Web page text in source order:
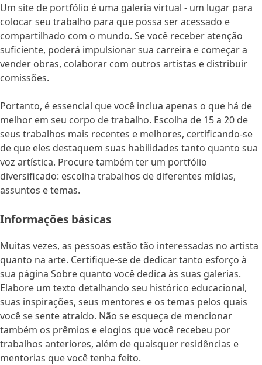
Um site de portfólio é uma galeria virtual - um lugar para
colocar seu trabalho para que possa ser acessado e
compartilhado com o mundo. Se você receber atenção
suficiente, poderá impulsionar sua carreira e começar a
vender obras, colaborar com outros artistas e distribuir
comissões.
Portanto, é essencial que você inclua apenas o que há de
melhor em seu corpo de trabalho. Escolha de 15 a 20 de
seus trabalhos mais recentes e melhores, certificando-se
de que eles destaquem suas habilidades tanto quanto sua
voz artística. Procure também ter um portfólio
diversificado: escolha trabalhos de diferentes mídias,
assuntos e temas.
Informações básicas
Muitas vezes, as pessoas estão tão interessadas no artista
quanto na arte. Certifique-se de dedicar tanto esforço à
sua página Sobre quanto você dedica às suas galerias.
Elabore um texto detalhando seu histórico educacional,
suas inspirações, seus mentores e os temas pelos quais
você se sente atraído. Não se esqueça de mencionar
também os prêmios e elogios que você recebeu por
trabalhos anteriores, além de quaisquer residências e
mentorias que você tenha feito.